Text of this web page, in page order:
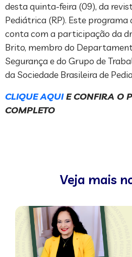
desta quinta-feira (09), da
Pediátrica (RP). Este programa
conta com a participação da
Brito, membro do
Segurança e do Grupo de
da Sociedade Brasileira de
CLIQUE AQUIE CONFIRA O
COMPLETO
Veja mais